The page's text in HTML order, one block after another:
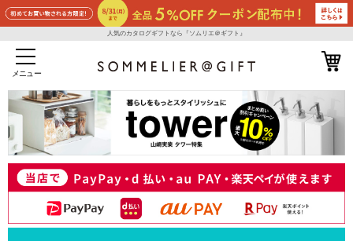
人気のカタログギフトなら『ソムリエ＠ギフト』
メニュー